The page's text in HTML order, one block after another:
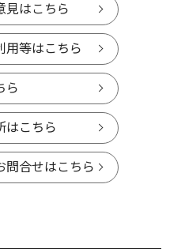
見はこちら
用等はこちら
ら
はこちら
問合せはこちら